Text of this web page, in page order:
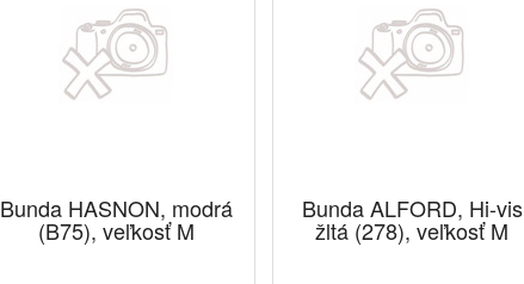
Bunda HASNON, modrá
(B75), veľkosť M
Bunda ALFORD, Hi-vis
žltá (278), veľkosť M